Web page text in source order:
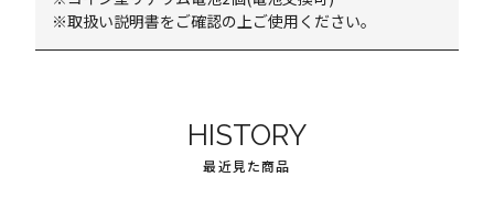
※取扱い説明書をご確認の上ご使用ください。
HISTORY
最近見た商品